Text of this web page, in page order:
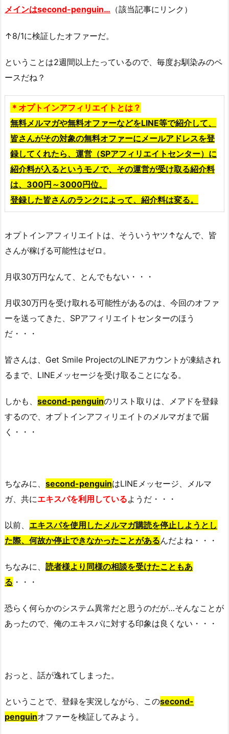
メインはsecond-penguin… （該当記事にリンク）
↑8/1に検証したオファーだ。
ということは2週間以上たっているので、毎度お馴染みのペ
ースだね？
＊オプトインアフィリエイトとは？
無料メルマガや無料オファーなどをLINE等で紹介して、
皆さんがその対象の無料オファーにメールアドレスを登
録してくれたら、運営（SPアフィリエイトセンター）に
紹介料が入るというモノで、その運営が受け取る紹介料
は、300円～3000円位。
登録した皆さんのランクによって、紹介料は変る。
オプトインアフィリエイトは、そういうヤツ↑なんで、皆
さんが稼げる可能性はゼロ。
月収30万円なんて、とんでもない・・・
月収30万円を受け取れる可能性があるのは、今回のオファ
ーを送ってきた、SPアフィリエイトセンターのほう
だ・・・
皆さんは、 Get Smile ProjectのLINEアカウントが凍結され
るまで、LINEメッセージを受け取ることになる。
しかも、 second-penguinのリスト取りは、メアドを登録
するので、オプトインアフィリエイトのメルマガまで届
く・・・
ちなみに、 second-penguinはLINEメッセージ、メルマ
ガ、共にエキスパを利用しているようだ・・・
以前、 エキスパを使用したメルマガ購読を停止しようとし
た際、何故か停止できなかったことがあるんだよね・・・
ちなみに、 読者様より同様の相談を受けたこともあ
る ・・・
恐らく何らかのシステム異常だと思うのだが…そんなことが
あったので、俺のエキスパに対する印象は良くない・・・
おっと、話が逸れてしまった。
ということで、登録を実況しながら、このsecond-
penguinオファーを検証してみよう。